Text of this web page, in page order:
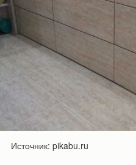
Источник: pikabu.ru